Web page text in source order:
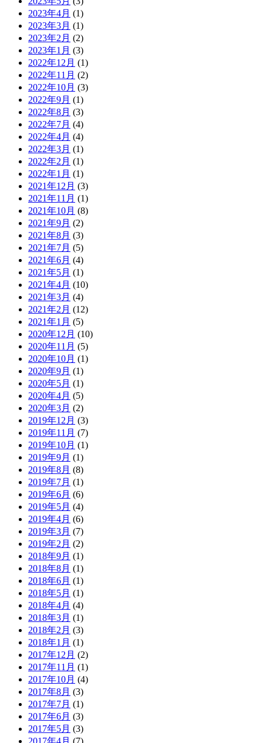
2023年4月 (1)
2023年3月 (1)
2023年2月 (2)
2023年1月 (3)
2022年12月 (1)
2022年11月 (2)
2022年10月 (3)
2022年9月 (1)
2022年8月 (3)
2022年7月 (4)
2022年4月 (4)
2022年3月 (1)
2022年2月 (1)
2022年1月 (1)
2021年12月 (3)
2021年11月 (1)
2021年10月 (8)
2021年9月 (2)
2021年8月 (3)
2021年7月 (5)
2021年6月 (4)
2021年5月 (1)
2021年4月 (10)
2021年3月 (4)
2021年2月 (12)
2021年1月 (5)
2020年12月 (10)
2020年11月 (5)
2020年10月 (1)
2020年9月 (1)
2020年5月 (1)
2020年4月 (5)
2020年3月 (2)
2019年12月 (3)
2019年11月 (7)
2019年10月 (1)
2019年9月 (1)
2019年8月 (8)
2019年7月 (1)
2019年6月 (6)
2019年5月 (4)
2019年4月 (6)
2019年3月 (7)
2019年2月 (2)
2018年9月 (1)
2018年8月 (1)
2018年6月 (1)
2018年5月 (1)
2018年4月 (4)
2018年3月 (1)
2018年2月 (3)
2018年1月 (1)
2017年12月 (2)
2017年11月 (1)
2017年10月 (4)
2017年8月 (3)
2017年7月 (1)
2017年6月 (3)
2017年5月 (3)